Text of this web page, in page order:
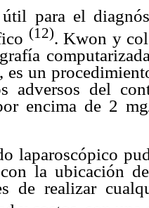
para el
(12). Kwon y
es un
adversos del
encima de 2
laparoscópico
la ubicación
de realizar